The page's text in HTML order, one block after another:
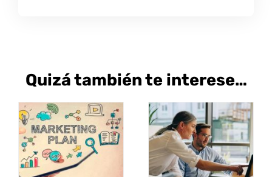
Quizá también te interese…
SELECCIONAR
OPCIONESESTE
/
DETALLES
SELECCIONAR
OPCIONESESTE
/
DETALLES